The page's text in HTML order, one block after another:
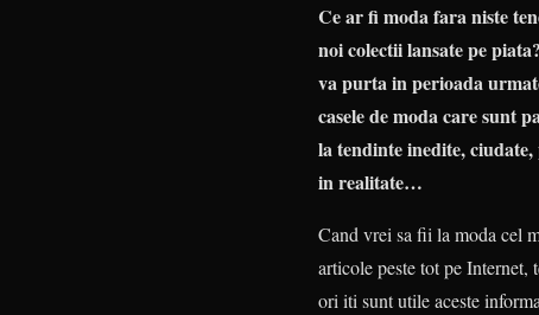
Ce ar fi moda fara niste
noi colectii lansate pe
va purta in perioada
casele de moda care sunt
la tendinte inedite,
in realitate…
Cand vrei sa fii la moda cel
articole peste tot pe Internet,
ori iti sunt utile aceste